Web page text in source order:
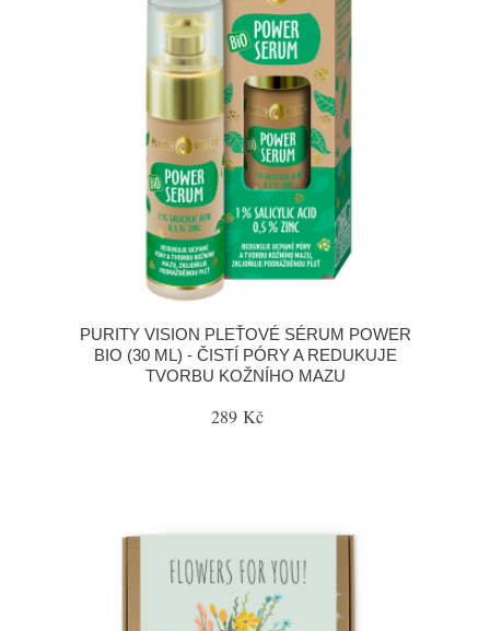
PURITY VISION PLEŤOVÉ SÉRUM POWER
BIO (30 ML) - ČISTÍ PÓRY A REDUKUJE
TVORBU KOŽNÍHO MAZU
289 Kč